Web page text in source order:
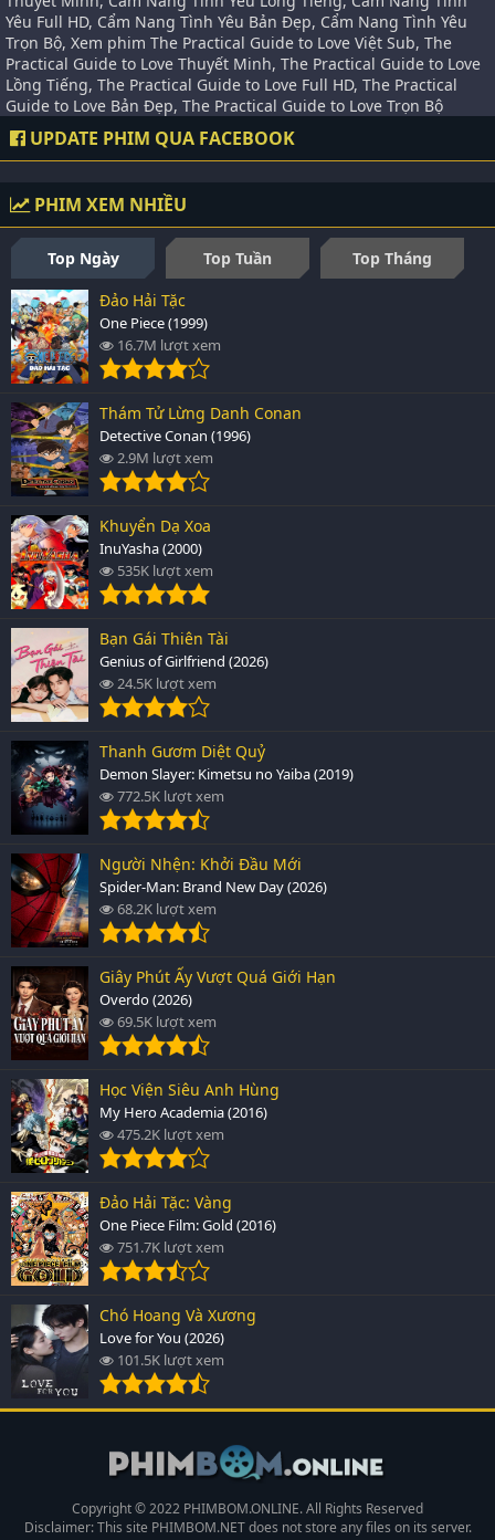
Yêu Full HD, Cẩm Nang Tình Yêu Bản Đẹp, Cẩm Nang Tình Yêu
Trọn Bộ, Xem phim The Practical Guide to Love Việt Sub, The
Practical Guide to Love Thuyết Minh, The Practical Guide to Love
Lồng Tiếng, The Practical Guide to Love Full HD, The Practical
Guide to Love Bản Đẹp, The Practical Guide to Love Trọn Bộ
UPDATE PHIM QUA FACEBOOK
PHIM XEM NHIỀU
Top Ngày Top Tuần
Top Tháng
Đảo Hải Tặc
One Piece (1999)
16.7M lượt xem
Thám Tử Lừng Danh Conan
Detective Conan (1996)
2.9M lượt xem
Khuyển Dạ Xoa
InuYasha (2000)
535K lượt xem
Bạn Gái Thiên Tài
Genius of Girlfriend (2026)
24.5K lượt xem
Thanh Gươm Diệt Quỷ
Demon Slayer: Kimetsu no Yaiba (2019)
772.5K lượt xem
Người Nhện: Khởi Đầu Mới
Spider-Man: Brand New Day (2026)
68.2K lượt xem
Giây Phút Ấy Vượt Quá Giới Hạn
Overdo (2026)
69.5K lượt xem
Học Viện Siêu Anh Hùng
My Hero Academia (2016)
475.2K lượt xem
Đảo Hải Tặc: Vàng
One Piece Film: Gold (2016)
751.7K lượt xem
Chó Hoang Và Xương
Love for You (2026)
101.5K lượt xem
Copyright © 2022 PHIMBOM.ONLINE. All Rights Reserved
Disclaimer: This site PHIMBOM.NETdoes not store any files on its server.